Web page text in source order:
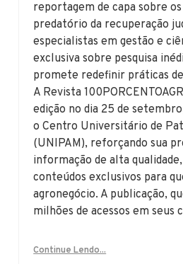
reportagem de capa sobre
predatório da recuperação
especialistas em gestão e
exclusiva sobre pesquisa
promete redefinir práticas
A Revista
edição no dia 25 de
o Centro Universitário de
(UNIPAM), reforçando sua
informação de alta
conteúdos exclusivos para
agronegócio. A publicação,
milhões de acessos em seus
Continue Lendo...